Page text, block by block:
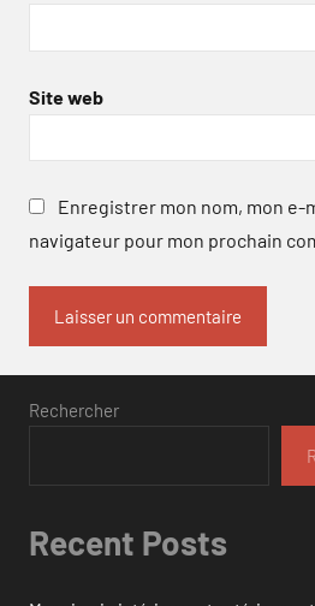
Site web
Enregistrer mon nom, mon e-
navigateur pour mon prochain
Rechercher
Recent Posts